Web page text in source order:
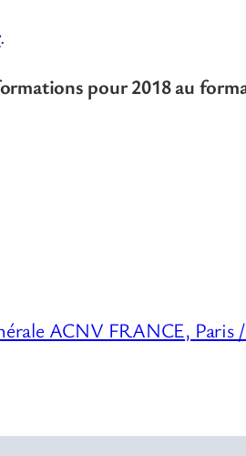
.
pour 2018 au
ACNV FRANCE,